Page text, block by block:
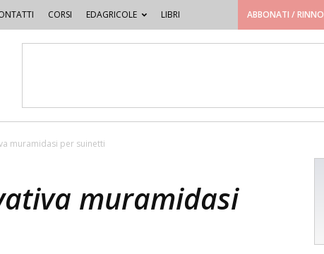
CORSI EDAGRICOLE LIBRI ABBONATI /
muramidasi per suinetti
muramidasi